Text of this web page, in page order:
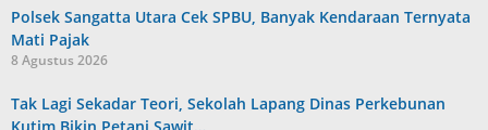
Polsek Sangatta Utara Cek SPBU, Banyak Kendaraan Ternyata
Mati Pajak
8 Agustus 2026
Tak Lagi Sekadar Teori, Sekolah Lapang Dinas Perkebunan